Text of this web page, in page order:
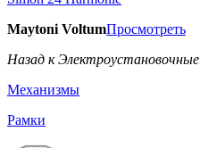
Maytoni VoltumПросмотреть
Назад к Электроустановочные
Механизмы
Рамки